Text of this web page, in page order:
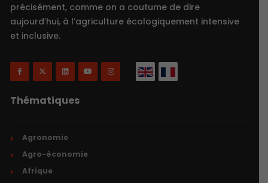
précisément, comme on a coutume de dire
aujourd’hui, à l’agriculture écologiquement intensive
et inclusive.
Thématiques
Agronomie
Agro-économie
Afrique